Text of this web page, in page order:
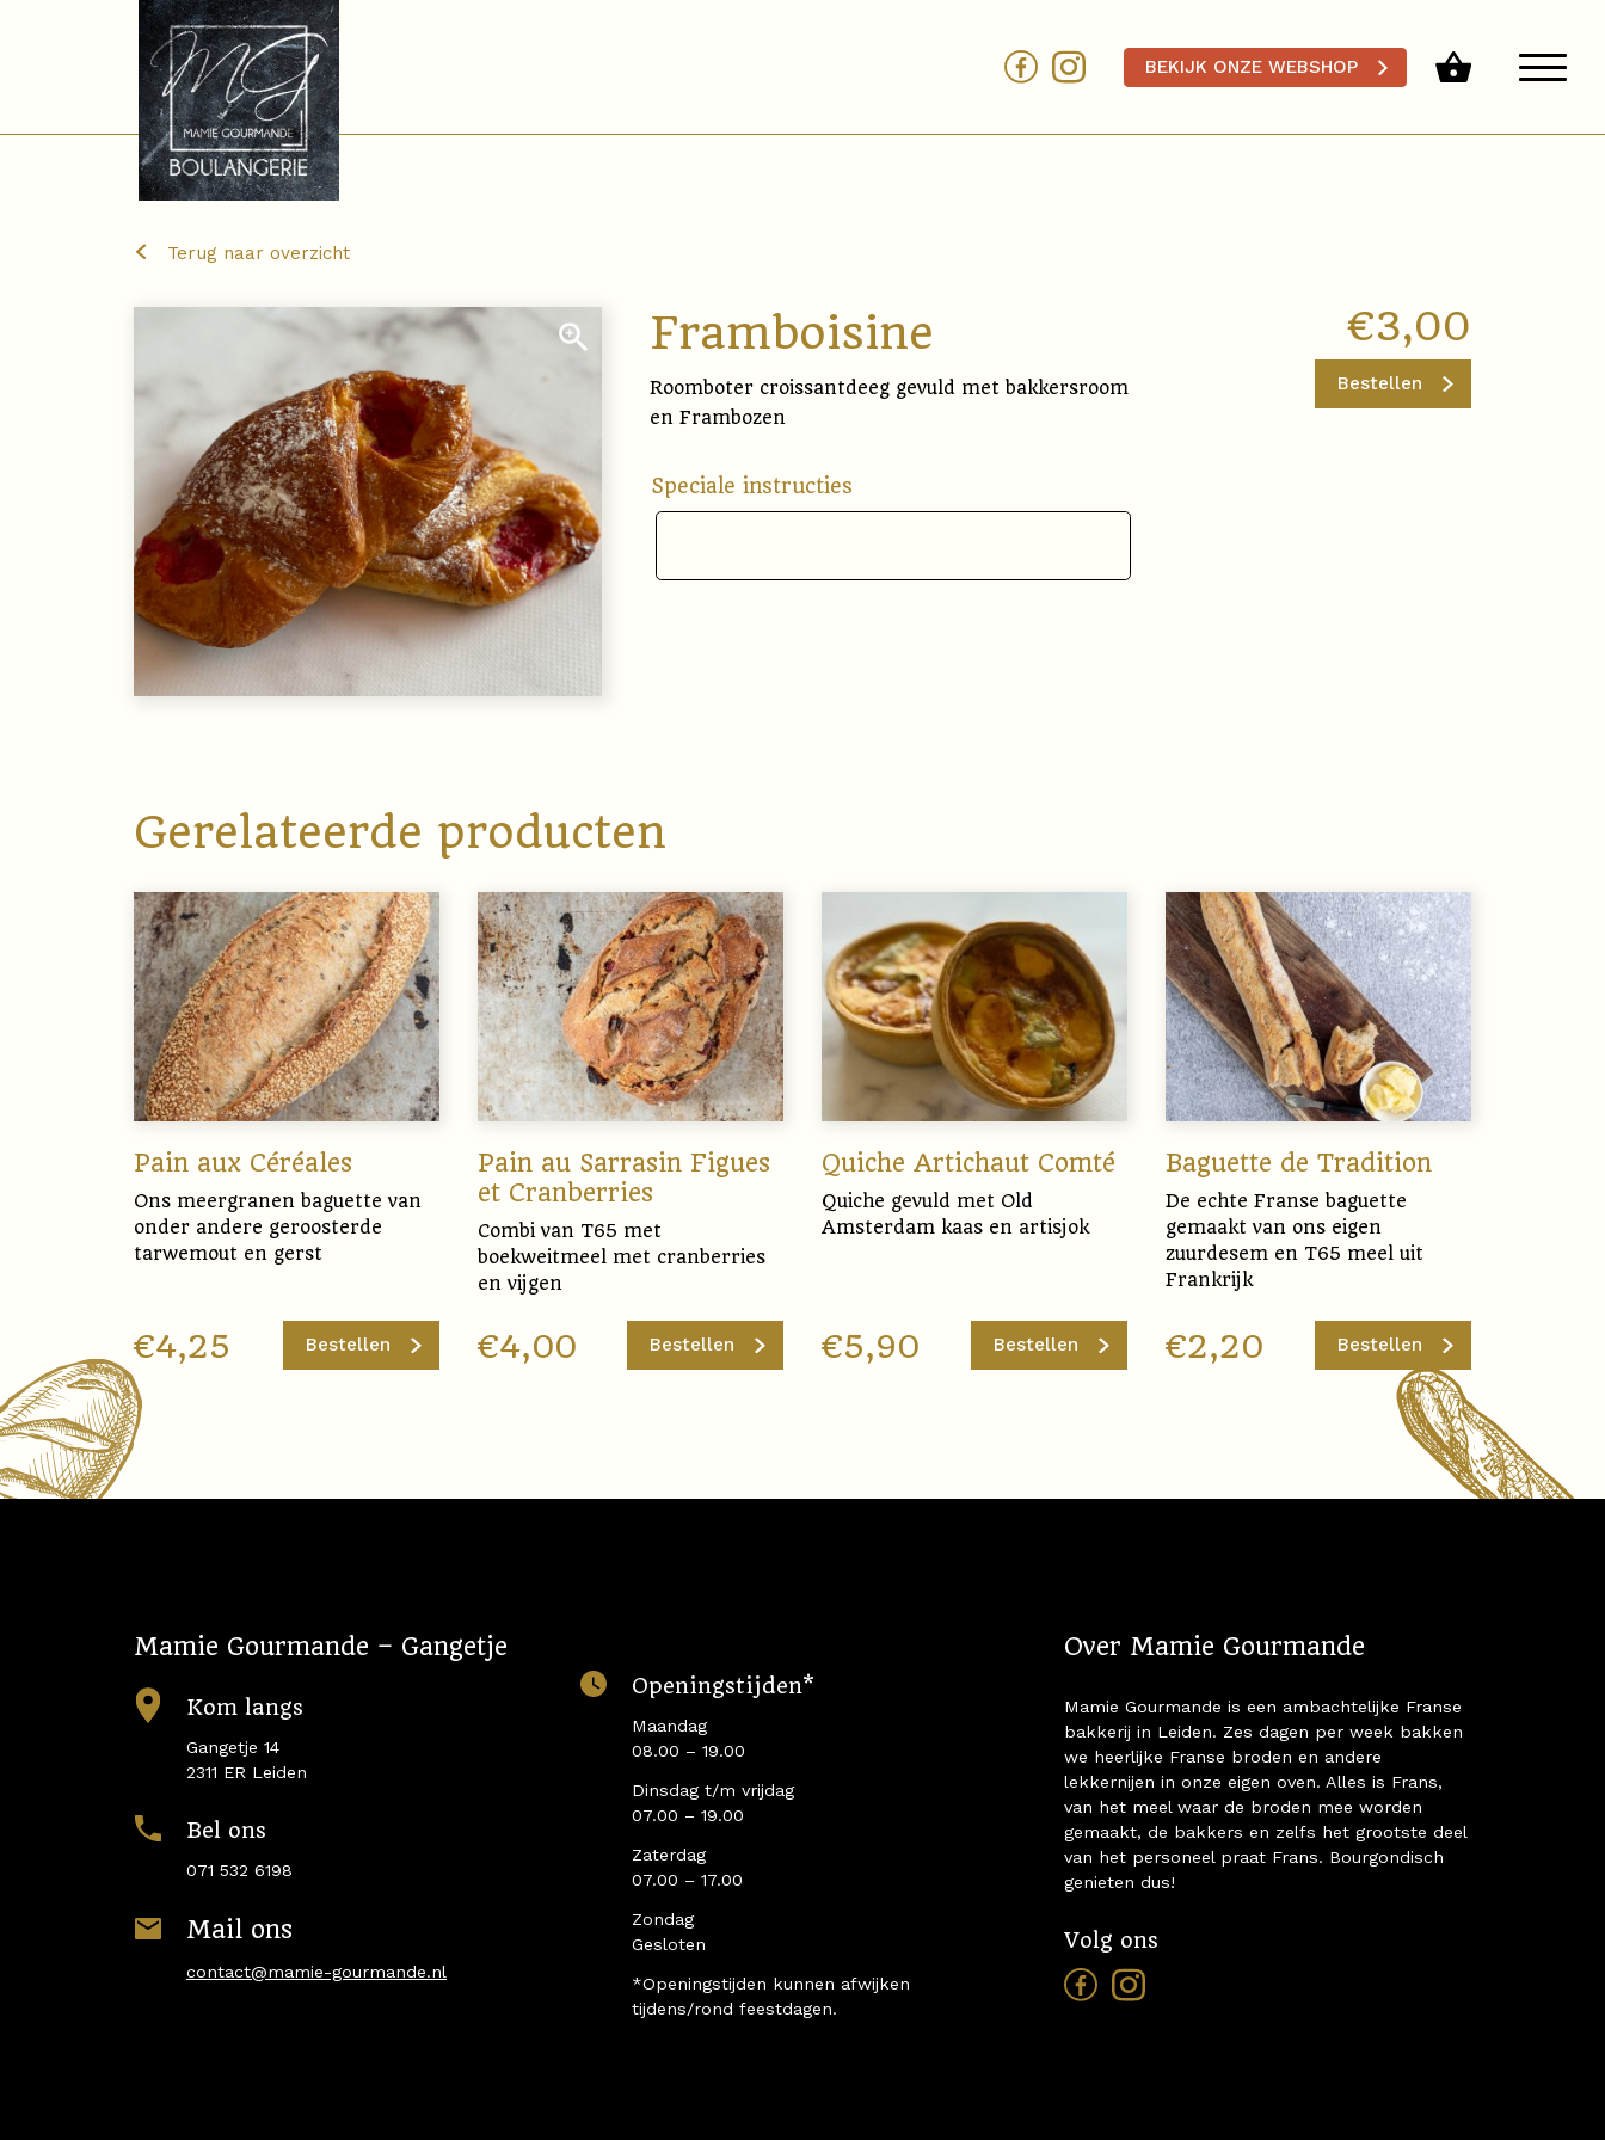
BEKIJK ONZE WEBSHOP
Terug naar overzicht
Framboisine
Roomboter croissantdeeg gevuld met bakkersroom
en Frambozen
Speciale instructies
€3,00
Bestellen
Gerelateerde producten
Pain aux Céréales
Ons meergranen baguette van
onder andere geroosterde
tarwemout en gerst
€4,25 Bestellen
Pain au Sarrasin Figues
et Cranberries
Combi van T65 met
boekweitmeel met cranberries
en vijgen
€4,00 Bestellen
Quiche Artichaut Comté
Quiche gevuld met Old
Amsterdam kaas en artisjok
€5,90 Bestellen
Baguette de Tradition
De echte Franse baguette
gemaakt van ons eigen
zuurdesem en T65 meel uit
Frankrijk
€2,20 Bestellen
Mamie Gourmande – Gangetje
Kom langs
Gangetje 14
2311 ER Leiden
Bel ons
071 532 6198
Mail ons
contact@mamie-gourmande.nl
Openingstijden*
Maandag
08.00 – 19.00
Dinsdag t/m vrijdag
07.00 – 19.00
Zaterdag
07.00 – 17.00
Zondag
Gesloten
*Openingstijden kunnen afwijken
tijdens/rond feestdagen.
Over Mamie Gourmande
Mamie Gourmande is een ambachtelijke Franse
bakkerij in Leiden. Zes dagen per week bakken
we heerlijke Franse broden en andere
lekkernijen in onze eigen oven. Alles is Frans,
van het meel waar de broden mee worden
gemaakt, de bakkers en zelfs het grootste deel
van het personeel praat Frans. Bourgondisch
genieten dus!
Volg ons